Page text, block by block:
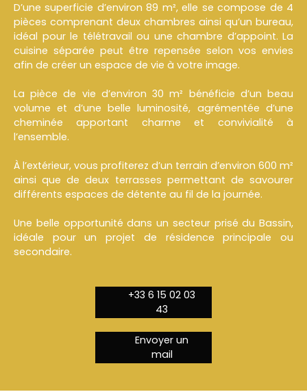
D’une superficie d’environ 89 m², elle se compose de 4
pièces comprenant deux chambres ainsi qu’un bureau,
idéal pour le télétravail ou une chambre d’appoint. La
cuisine séparée peut être repensée selon vos envies
afin de créer un espace de vie à votre image.
La pièce de vie d’environ 30 m² bénéficie d’un beau
volume et d’une belle luminosité, agrémentée d’une
cheminée apportant charme et convivialité à
l’ensemble.
À l’extérieur, vous profiterez d’un terrain d’environ 600 m²
ainsi que de deux terrasses permettant de savourer
différents espaces de détente au fil de la journée.
Une belle opportunité dans un secteur prisé du Bassin,
idéale pour un projet de résidence principale ou
secondaire.
+33 6 15 02 03
43
Envoyer un
mail